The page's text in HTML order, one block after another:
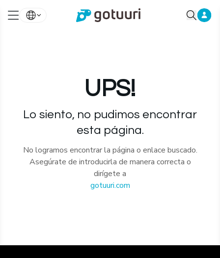
UPS!
Lo siento, no pudimos encontrar
esta página.
No logramos encontrar la página o enlace buscado.
Asegúrate de introducirla de manera correcta o
dirígete a
gotuuri.com